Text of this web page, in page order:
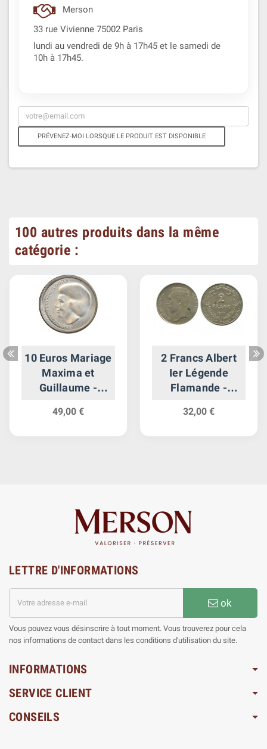
Merson
33 rue Vivienne 75002 Paris
lundi au vendredi de 9h à 17h45 et le samedi de
10h à 17h45.
PRÉVENEZ-MOI LORSQUE LE PRODUIT EST DISPONIBLE
100 autres produits dans la même
catégorie :
10 Euros Mariage
Maxima et
Guillaume -
49,00 €
2 Francs Albert
Ier Légende
Flamande -
32,00 €
LETTRE D'INFORMATIONS
ok
Vous pouvez vous désinscrire à tout moment. Vous trouverez pour cela
nos informations de contact dans les conditions d'utilisation du site.
INFORMATIONS
SERVICE CLIENT
CONSEILS